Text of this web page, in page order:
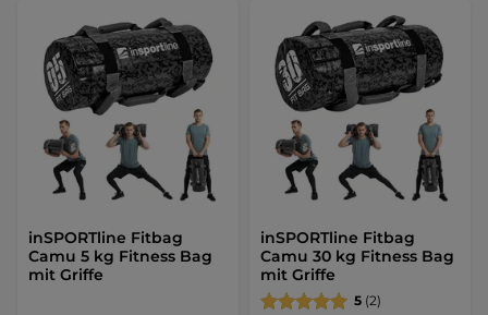
inSPORTline Fitbag
Camu 5 kg Fitness Bag
mit Griffe
inSPORTline Fitbag
Camu 30 kg Fitness Bag
mit Griffe
5 (2)